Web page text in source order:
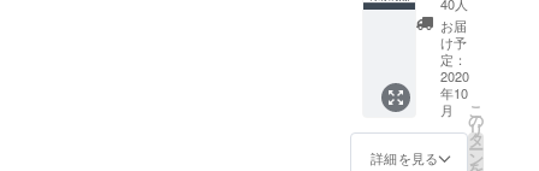
がれま
す。 ※
こちら
からの
メール
に記入
がない
掲載不
リター
ン返信
メール
でお知
らせく
ださ
い。 ■
のオー
前を掲
載 ※ 公
式HPに
お名前
を掲載
させて
いただ
きま
す。 ※
子×１袋
（種類
お任
せ） ■
オリジ
ナルス
テッ
カーご
提供 ※
期間中
の上映
チケッ
トで
す。 ※
１車輛4
名様ま
お届
け予
定：
2020
年10
月
詳細を見る
こ
の
リ
タ
ー
ン